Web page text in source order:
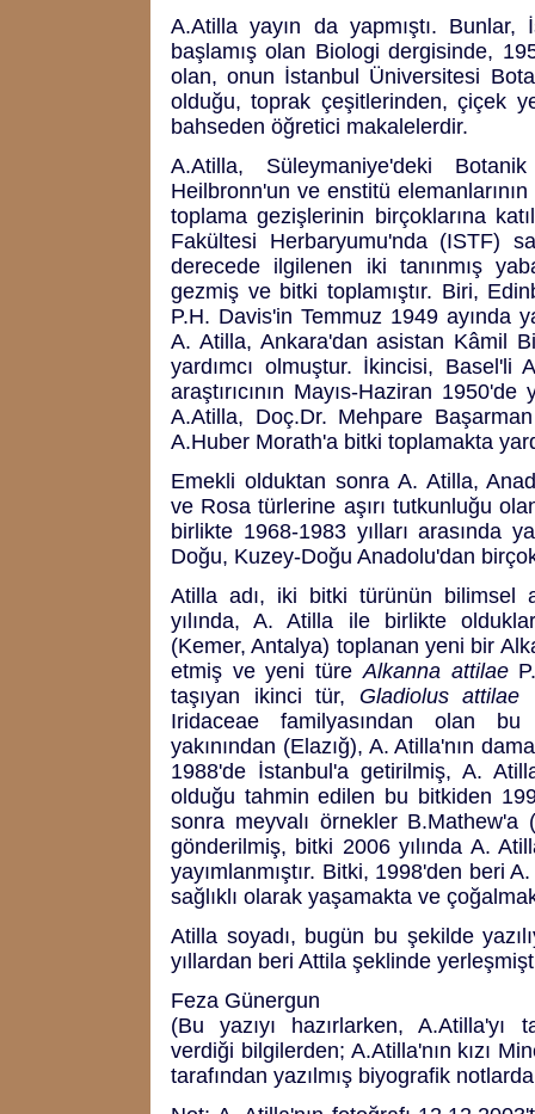
A.Atilla yayın da yapmıştı. Bunlar,
başlamış olan Biologi dergisinde,
olan, onun İstanbul Üniversitesi
olduğu, toprak çeşitlerinden, çiçek
bahseden öğretici makalelerdir.
A.Atilla, Süleymaniye'deki
Heilbronn'un ve enstitü
toplama gezişlerinin birçoklarına
Fakültesi Herbaryumu'nda (ISTF)
derecede ilgilenen iki tanınmış
gezmiş ve bitki toplamıştır. Biri,
P.H. Davis'in Temmuz 1949 ayında
A. Atilla, Ankara'dan asistan Kâmil
yardımcı olmuştur. İkincisi, Basel'li
araştırıcının Mayıs-Haziran
A.Atilla, Doç.Dr. Mehpare
A.Huber Morath'a bitki toplamakta
Emekli olduktan sonra A. Atilla,
ve Rosa türlerine aşırı tutkunluğu
birlikte 1968-1983 yılları arasında
Doğu, Kuzey-Doğu Anadolu'dan
Atilla adı, iki bitki türünün bilimsel
yılında, A. Atilla ile birlikte
(Kemer, Antalya) toplanan yeni bir
etmiş ve yeni türeAlkanna attilae
taşıyan ikinci tür, Gladiolus attilae
Iridaceae familyasından olan
yakınından (Elazığ), A. Atilla'nın
1988'de İstanbul'a getirilmiş, A.
olduğu tahmin edilen bu bitkiden
sonra meyvalı örnekler
gönderilmiş, bitki 2006 yılında A.
yayımlanmıştır. Bitki, 1998'den beri
sağlıklı olarak yaşamakta ve
Atilla soyadı, bugün bu şekilde
yıllardan beri Attila şeklinde
Feza Günergun
(Bu yazıyı hazırlarken, A.Atilla'yı
verdiği bilgilerden; A.Atilla'nın kızı
tarafından yazılmış biyografik